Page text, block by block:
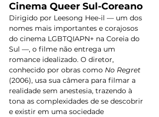
Cinema Queer Sul-Coreano
Dirigido por Leesong Hee-il — um dos
nomes mais importantes e corajosos
do cinema LGBTQIAPN+ na Coreia do
Sul —, o filme não entrega um
romance idealizado. O diretor,
conhecido por obras como No Regret
(2006), usa sua câmera para filmar a
realidade sem anestesia, trazendo à
tona as complexidades de se descobrir
e existir em uma sociedade